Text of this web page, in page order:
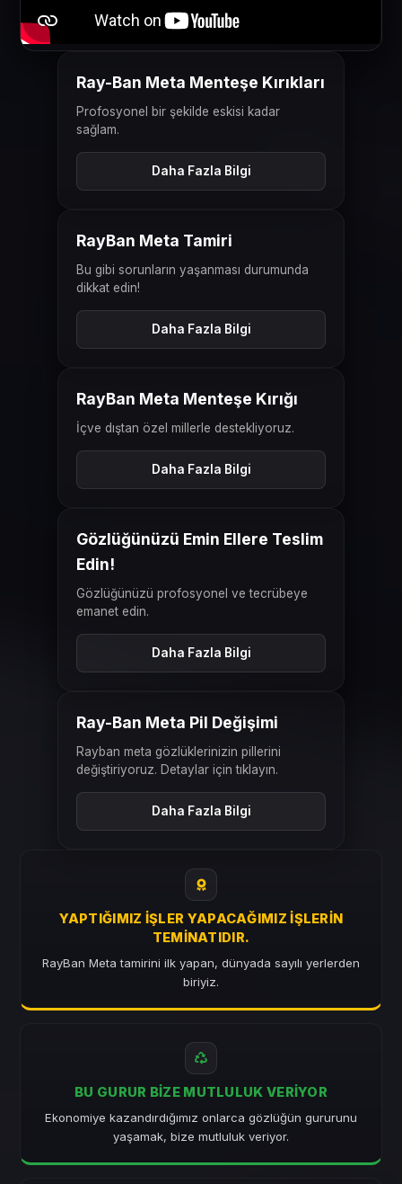
Ray-Ban Meta Menteşe Kırıkları
Profosyonel bir şekilde eskisi kadar
sağlam.
Daha Fazla Bilgi
RayBan Meta Tamiri
Bu gibi sorunların yaşanması durumunda
dikkat edin!
Daha Fazla Bilgi
RayBan Meta Menteşe Kırığı
İçve dıştan özel millerle destekliyoruz.
Daha Fazla Bilgi
Gözlüğünüzü Emin Ellere Teslim
Edin!
Gözlüğünüzü profosyonel ve tecrübeye
emanet edin.
Daha Fazla Bilgi
Ray-Ban Meta Pil Değişimi
Rayban meta gözlüklerinizin pillerini
değiştiriyoruz. Detaylar için tıklayın.
Daha Fazla Bilgi
YAPTIĞIMIZ İŞLER YAPACAĞIMIZ İŞLERIN
TEMINATIDIR.
RayBan Meta tamirini ilk yapan, dünyada sayılı yerlerden
biriyiz.
BU GURUR BIZE MUTLULUK VERIYOR
Ekonomiye kazandırdığımız onlarca gözlüğün gururunu
yaşamak, bize mutluluk veriyor.